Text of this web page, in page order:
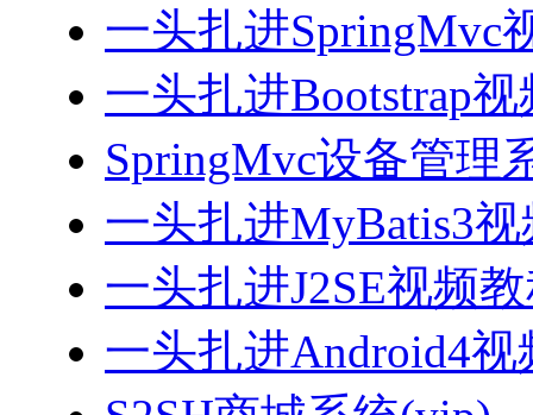
一头扎进SpringMvc
一头扎进Bootstrap
SpringMvc设备管理
一头扎进MyBatis3
一头扎进J2SE视频
一头扎进Android4视